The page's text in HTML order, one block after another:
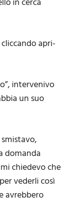
in cerca
apri-
intervenivo
un suo
domanda
chiedevo che
vederli così
avrebbero